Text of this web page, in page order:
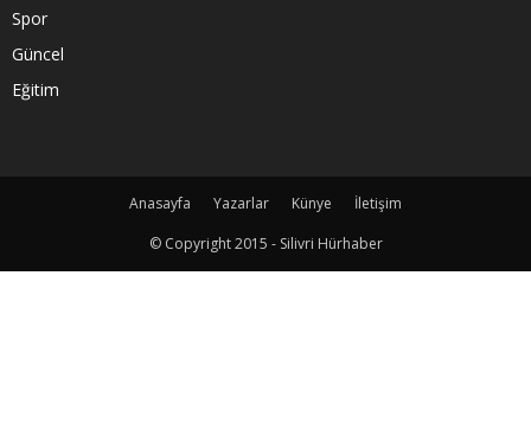
Spor
Güncel
Eğitim
Anasayfa Yazarlar Künye
İletişim
© Copyright 2015 - Silivri Hürhaber